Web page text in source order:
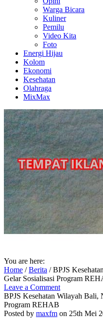
Warga Bicara
Kuliner
Pemilu
Video Kita
Foto
Energi Hijau
Kolom
Ekonomi
Kesehatan
Olahraga
MixMax
You are here:
Home /Berita /BPJS
Gelar Sosialisasi Program
Leave a Comment
BPJS Kesehatan Wilayah
Program REHAB
Posted by maxfm on 25th Mei